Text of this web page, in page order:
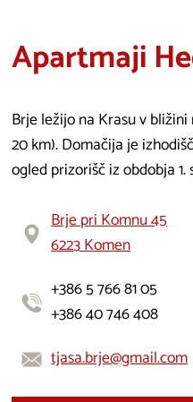
Apartmaji
Brje ležijo na Krasu v
20 km). Domačija je
ogled prizorišč iz obdobja
Brje pri Komnu 45
6223 Komen
+386 5 766 81 05
+386 40 746 408
tjasa.brje@gmail.com